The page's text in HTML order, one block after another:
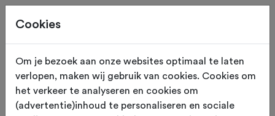
KASSEI STROOK IJzendijke
Cookies
Om je bezoek aan onze websites optimaal te laten
verlopen, maken wij gebruik van cookies. Cookies om
het verkeer te analyseren en cookies om
(advertentie)inhoud te personaliseren en sociale